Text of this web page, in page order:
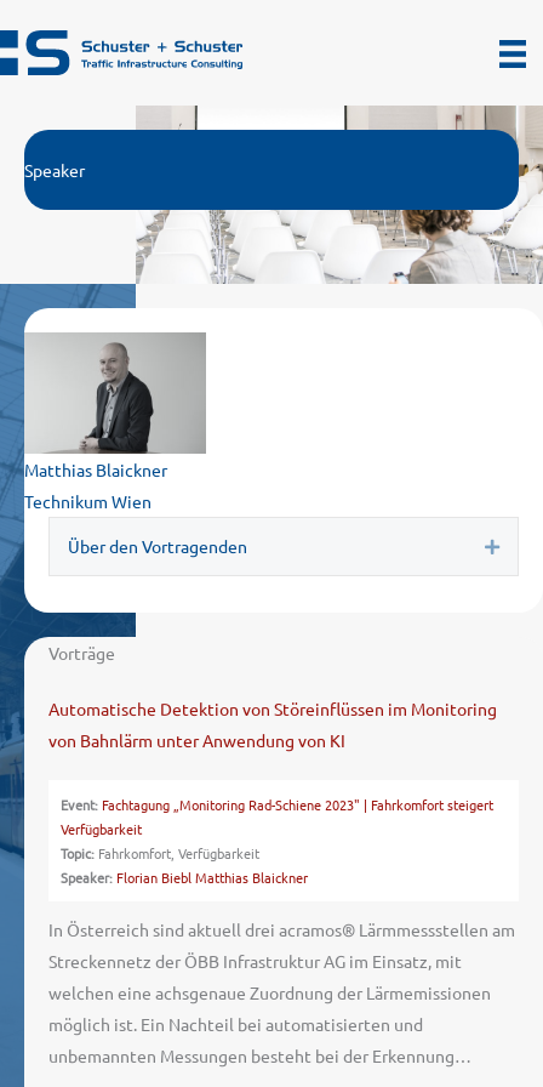
Inhalt
springen
Speaker
Matthias Blaickner
Technikum Wien
Über den Vortragenden
Vorträge
Automatische Detektion von Störeinflüssen im Monitoring
von Bahnlärm unter Anwendung von KI
Event: Fachtagung „Monitoring Rad-Schiene 2023" | Fahrkomfort steigert
Verfügbarkeit
Topic: Fahrkomfort, Verfügbarkeit
Speaker: Florian Biebl Matthias Blaickner
In Österreich sind aktuell drei acramos® Lärmmessstellen am
Streckennetz der ÖBB Infrastruktur AG im Einsatz, mit
welchen eine achsgenaue Zuordnung der Lärmemissionen
möglich ist. Ein Nachteil bei automatisierten und
unbemannten Messungen besteht bei der Erkennung…